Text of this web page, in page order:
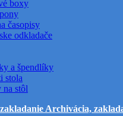
boxy
časopisy
odkladače
a špendlíky
stola
na stôl
Archivácia,